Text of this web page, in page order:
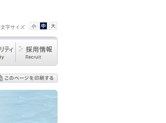
文字サイズ